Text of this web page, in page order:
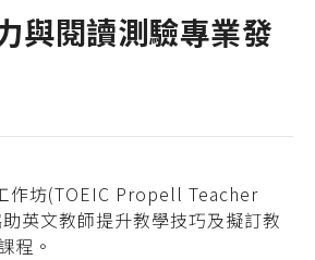
與閱讀測驗專業發
作坊(TOEIC Propell Teacher
英文教師提升教學技巧及擬訂教
程。